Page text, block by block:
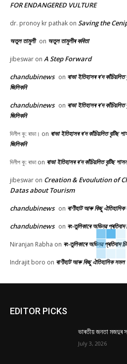
FOR ENDANGERED VULTURE
dr. pronoy kr pathak on Saving the
অতুল তামুলী on অতুল তামুলীৰ কবিতা
jibeswar on A Step Forward
chandubinews on ৰাভা ইতিহাসৰ ৰ’দ
জিলিকনি
chandubinews on ৰাভা ইতিহাসৰ ৰ’দ
জিলিকনি
দিলীপ কু: ৰাভা। on ৰাভা ইতিহাসৰ ৰ’দ কাঁচিয়লিত বৃটিছ
জিলিকনি
দিলীপ কু: ৰাভাon ৰাভা ইতিহাসৰ ৰ’দ কাঁচিয়লিত বৃটিছ
jibeswar on Creation & Evoulution of
Datas about Tourism
chandubinews on ৰাণীহাট আৰু কিছু
chandubinews on ৰং-তুলিকাৰে অভিনৱ প্ৰতিবাদ
Niranjan Rabha on ৰং-তুলিকাৰে অভিনৱ প্ৰতিবাদ
Indrajit boro on ৰাণীহাট আৰু কিছু ঐতিহাসিক সমল
EDITOR PICKS
ভাৰতীয় জনতা মজদুৰ
July 3, 2026